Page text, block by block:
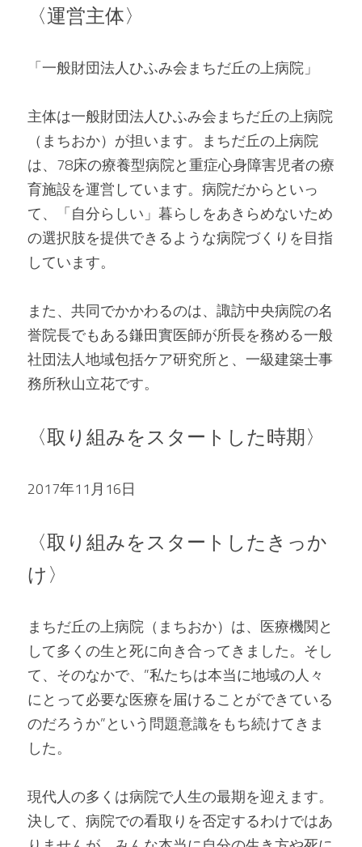
〈運営主体〉
「一般財団法人ひふみ会まちだ丘の上病院」
主体は一般財団法人ひふみ会まちだ丘の上病院
（まちおか）が担います。まちだ丘の上病院
は、78床の療養型病院と重症心身障害児者の療
育施設を運営しています。病院だからといっ
て、「自分らしい」暮らしをあきらめないため
の選択肢を提供できるような病院づくりを目指
しています。
また、共同でかかわるのは、諏訪中央病院の名
誉院長でもある鎌田實医師が所長を務める一般
社団法人地域包括ケア研究所と、一級建築士事
務所秋山立花です。
〈取り組みをスタートした時期〉
2017年11月16日
〈取り組みをスタートしたきっか
け〉
まちだ丘の上病院（まちおか）は、医療機関と
して多くの生と死に向き合ってきました。そし
て、そのなかで、”私たちは本当に地域の人々
にとって必要な医療を届けることができている
のだろうか”という問題意識をもち続けてきま
した。
現代人の多くは病院で人生の最期を迎えます。
決して、病院での看取りを否定するわけではあ